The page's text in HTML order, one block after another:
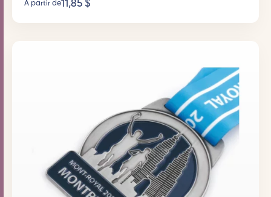
À partir de11,85 $